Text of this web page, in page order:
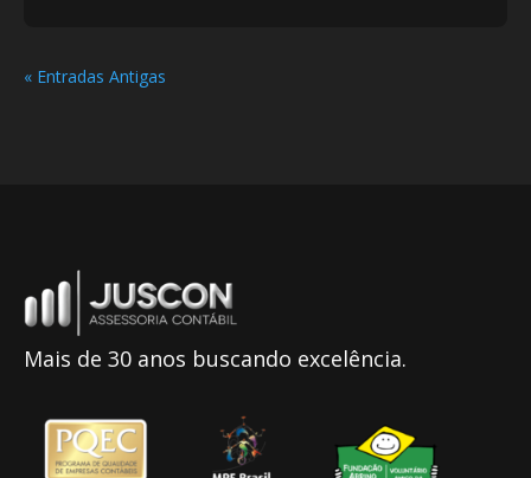
« Entradas Antigas
Mais de 30 anos buscando excelência.